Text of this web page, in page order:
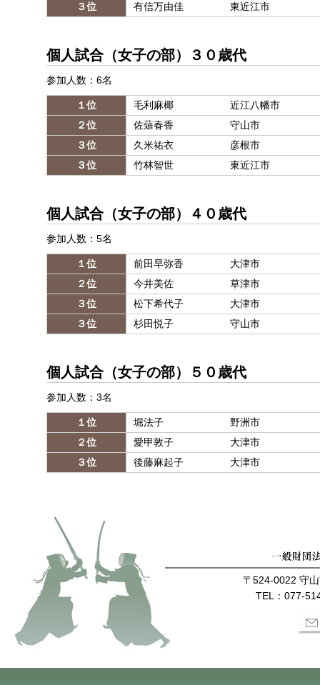
３位
有信万由佳 東近江市
個人試合（女子の部）３０歳代
参加人数：6名
１位 毛利麻椰
近江八幡市
２位
佐薙春香
守山市
３位
久米祐衣
彦根市
３位
竹林智世 東近江市
個人試合（女子の部）４０歳代
参加人数：5名
１位 前田早弥香
大津市
２位
今井美佐
草津市
３位
松下希代子
大津市
３位
杉田悦子 守山市
個人試合（女子の部）５０歳代
参加人数：3名
１位 堀法子
野洲市
２位
愛甲敦子
大津市
３位
後藤麻起子 大津市
〒524-0022 守
TEL：077-